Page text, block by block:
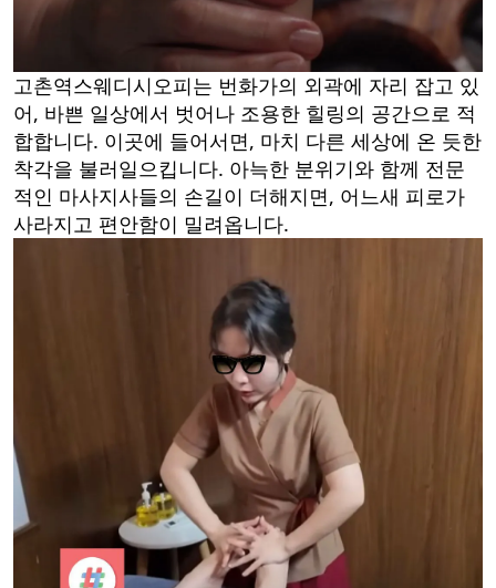
고촌역스웨디시오피는 번화가의 외곽에 자리 잡고 있
어, 바쁜 일상에서 벗어나 조용한 힐링의 공간으로 적
합합니다. 이곳에 들어서면, 마치 다른 세상에 온 듯한
착각을 불러일으킵니다. 아늑한 분위기와 함께 전문
적인 마사지사들의 손길이 더해지면, 어느새 피로가
사라지고 편안함이 밀려옵니다.